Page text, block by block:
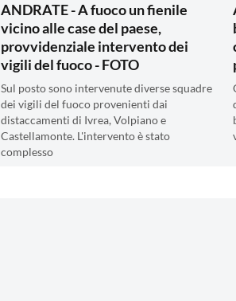
ANDRATE - A fuoco un fienile
vicino alle case del paese,
provvidenziale intervento dei
vigili del fuoco - FOTO
Sul posto sono intervenute diverse squadre
dei vigili del fuoco provenienti dai
distaccamenti di Ivrea, Volpiano e
Castellamonte. L'intervento è stato
complesso